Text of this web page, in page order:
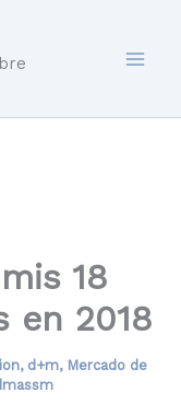
18
en 2018
, d+m, Mercado de